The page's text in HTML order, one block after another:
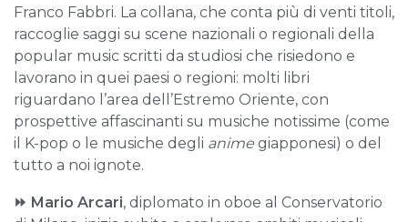
Franco Fabbri. La collana, che conta più di venti titoli,
raccoglie saggi su scene nazionali o regionali della
popular music scritti da studiosi che risiedono e
lavorano in quei paesi o regioni: molti libri
riguardano l’area dell’Estremo Oriente, con
prospettive affascinanti su musiche notissime (come
il K-pop o le musiche degli anime giapponesi) o del
tutto a noi ignote.
⏩ Mario Arcari, diplomato in oboe al Conservatorio